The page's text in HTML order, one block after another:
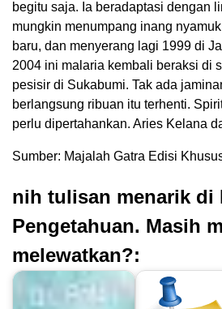
begitu saja. Ia beradaptasi dengan
mungkin menumpang inang
baru, dan menyerang lagi 1999 di
2004 ini malaria kembali beraksi di
pesisir di Sukabumi. Tak ada
berlangsung ribuan itu terhenti.
perlu dipertahankan. Aries Kelana
Sumber: Majalah Gatra Edisi
nih tulisan menarik di
Pengetahuan. Masih
melewatkan?: